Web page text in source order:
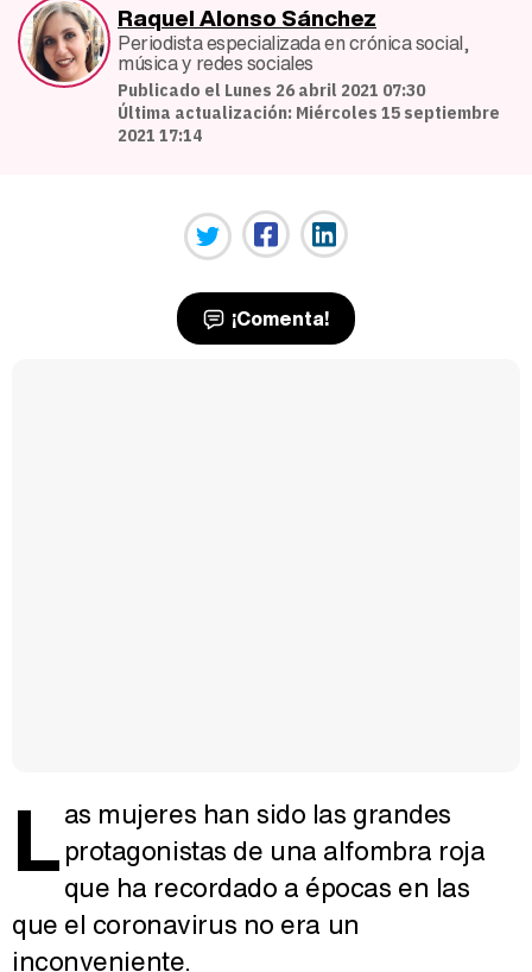
Raquel Alonso Sánchez
Periodista especializada en crónica social,
música y redes sociales
Publicado el Lunes 26 abril 2021 07:30
Última actualización: Miércoles 15 septiembre
2021 17:14
¡Comenta!
Las mujeres han sido las grandes
protagonistas de una alfombra roja
que ha recordado a épocas en las
que el coronavirus no era un
inconveniente.